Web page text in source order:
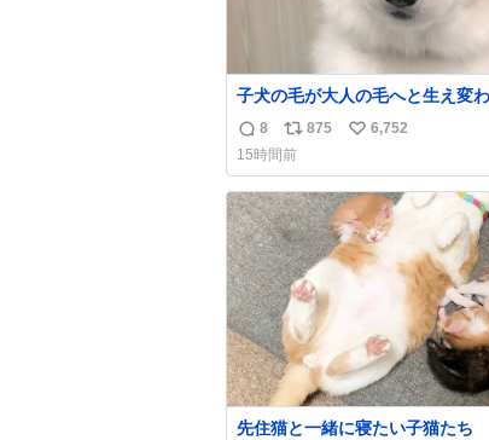
子犬の毛が大人の毛へと生え変
け、着ぐるみを着てるように見
ります
返
信
数
8
リ
ポ
ス
ト
数
875
い
ね
数
6,752
15時間前
先住猫と一緒に寝たい子猫たち